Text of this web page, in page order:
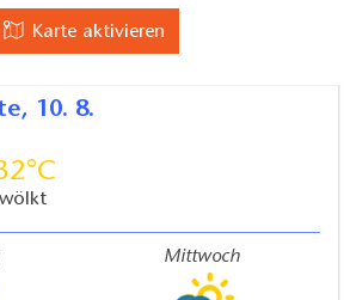
Karte aktivieren
10. 8.
Mittwoch